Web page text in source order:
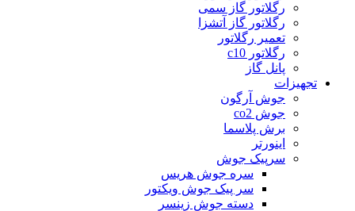
رگلاتور گاز سمی
رگلاتور گاز آتشزا
تعمیر رگلاتور
رگلاتور c10
پانل گاز
تجهیزات
جوش آرگون
جوش co2
برش پلاسما
اینورتر
سرپیک جوش
سره جوش هریس
سر پیک جوش ویکتور
دسته جوش زینسر